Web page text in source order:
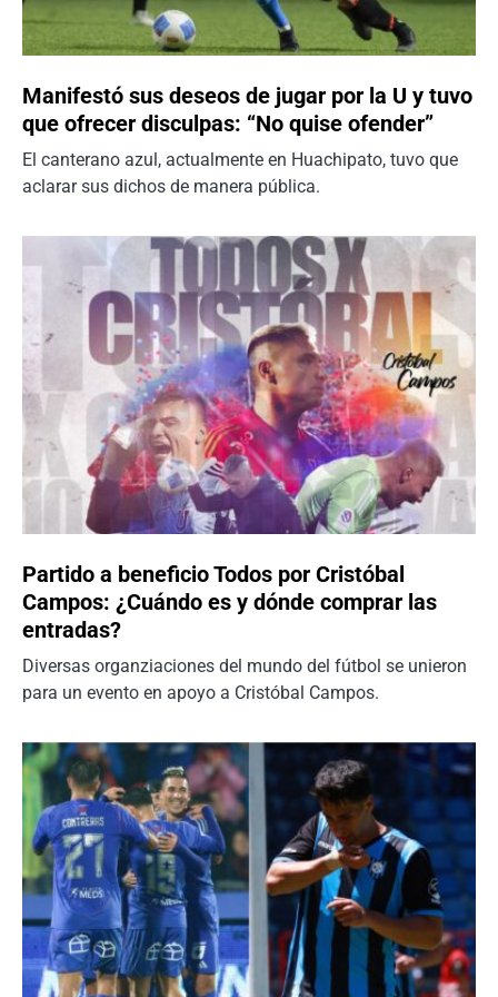
Manifestó sus deseos de jugar por la U y tuvo
que ofrecer disculpas: “No quise ofender”
El canterano azul, actualmente en Huachipato, tuvo que
aclarar sus dichos de manera pública.
Partido a beneficio Todos por Cristóbal
Campos: ¿Cuándo es y dónde comprar las
entradas?
Diversas organziaciones del mundo del fútbol se unieron
para un evento en apoyo a Cristóbal Campos.